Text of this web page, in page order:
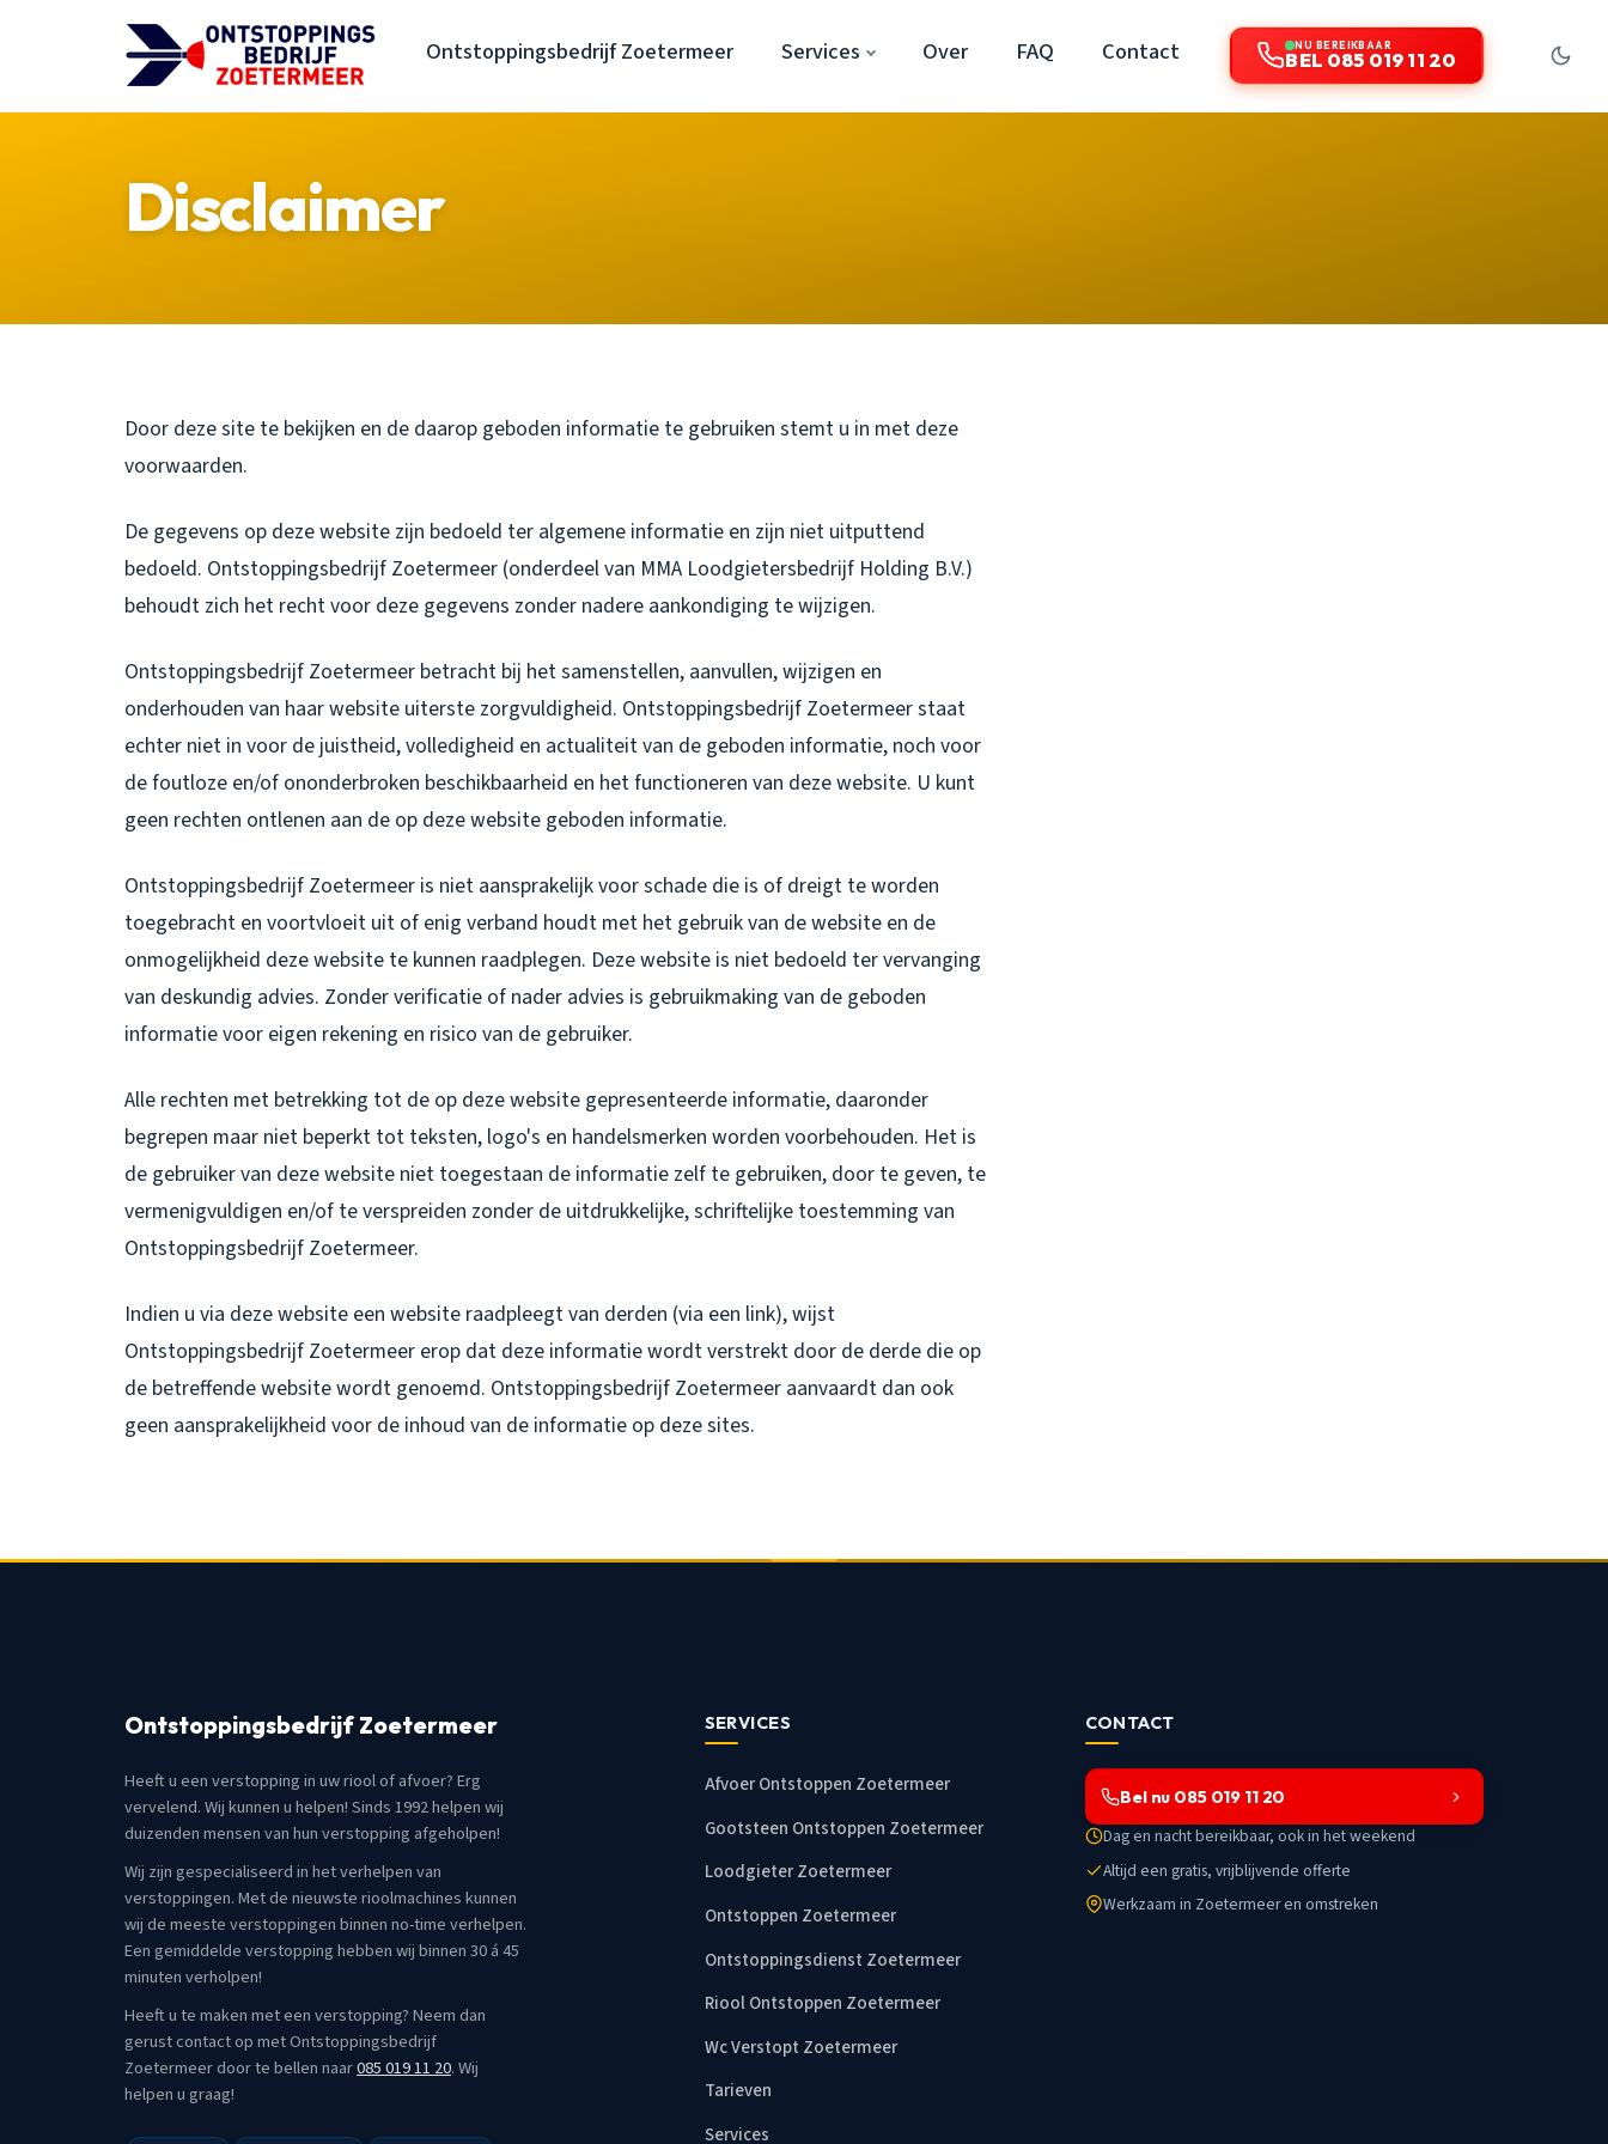
Ontstoppingsbedrijf Zoetermeer Services Over FAQ Contact NU BEREIKBAAR
BEL 085 019 11 20
Disclaimer
Door deze site te bekijken en de daarop geboden informatie te gebruiken stemt u in met deze
voorwaarden.
De gegevens op deze website zijn bedoeld ter algemene informatie en zijn niet uitputtend
bedoeld. Ontstoppingsbedrijf Zoetermeer (onderdeel van MMA Loodgietersbedrijf Holding B.V.)
behoudt zich het recht voor deze gegevens zonder nadere aankondiging te wijzigen.
Ontstoppingsbedrijf Zoetermeer betracht bij het samenstellen, aanvullen, wijzigen en
onderhouden van haar website uiterste zorgvuldigheid. Ontstoppingsbedrijf Zoetermeer staat
echter niet in voor de juistheid, volledigheid en actualiteit van de geboden informatie, noch voor
de foutloze en/of ononderbroken beschikbaarheid en het functioneren van deze website. U kunt
geen rechten ontlenen aan de op deze website geboden informatie.
Ontstoppingsbedrijf Zoetermeer is niet aansprakelijk voor schade die is of dreigt te worden
toegebracht en voortvloeit uit of enig verband houdt met het gebruik van de website en de
onmogelijkheid deze website te kunnen raadplegen. Deze website is niet bedoeld ter vervanging
van deskundig advies. Zonder verificatie of nader advies is gebruikmaking van de geboden
informatie voor eigen rekening en risico van de gebruiker.
Alle rechten met betrekking tot de op deze website gepresenteerde informatie, daaronder
begrepen maar niet beperkt tot teksten, logo's en handelsmerken worden voorbehouden. Het is
de gebruiker van deze website niet toegestaan de informatie zelf te gebruiken, door te geven, te
vermenigvuldigen en/of te verspreiden zonder de uitdrukkelijke, schriftelijke toestemming van
Ontstoppingsbedrijf Zoetermeer.
Indien u via deze website een website raadpleegt van derden (via een link), wijst
Ontstoppingsbedrijf Zoetermeer erop dat deze informatie wordt verstrekt door de derde die op
de betreffende website wordt genoemd. Ontstoppingsbedrijf Zoetermeer aanvaardt dan ook
geen aansprakelijkheid voor de inhoud van de informatie op deze sites.
Ontstoppingsbedrijf Zoetermeer
Heeft u een verstopping in uw riool of afvoer? Erg
vervelend. Wij kunnen u helpen! Sinds 1992 helpen wij
duizenden mensen van hun verstopping afgeholpen!
Wij zijn gespecialiseerd in het verhelpen van
verstoppingen. Met de nieuwste rioolmachines kunnen
wij de meeste verstoppingen binnen no-time verhelpen.
Een gemiddelde verstopping hebben wij binnen 30 á 45
minuten verholpen!
Heeft u te maken met een verstopping? Neem dan
gerust contact op met Ontstoppingsbedrijf
Zoetermeer door te bellen naar085 019 11 20. Wij
helpen u graag!
SERVICES
Afvoer Ontstoppen Zoetermeer
Gootsteen Ontstoppen Zoetermeer
Loodgieter Zoetermeer
Ontstoppen Zoetermeer
Ontstoppingsdienst Zoetermeer
Riool Ontstoppen Zoetermeer
Wc Verstopt Zoetermeer
Tarieven
Services
CONTACT
Bel nu 085 019 11 20
Dag en nacht bereikbaar, ook in het weekend
Altijd een gratis, vrijblijvende offerte
Werkzaam in Zoetermeer en omstreken